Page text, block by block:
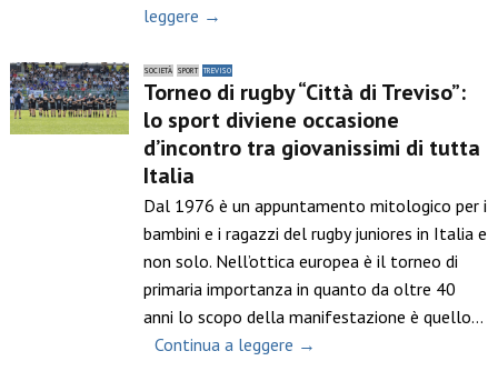
leggere →
SOCIETÀ SPORT TREVISO
Torneo di rugby “Città di Treviso”:
lo sport diviene occasione
d’incontro tra giovanissimi di tutta
Italia
Dal 1976 è un appuntamento mitologico per i
bambini e i ragazzi del rugby juniores in Italia e
non solo. Nell’ottica europea è il torneo di
primaria importanza in quanto da oltre 40
anni lo scopo della manifestazione è quello…
Continua a leggere →